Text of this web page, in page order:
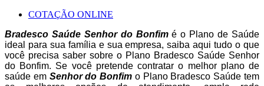
COTAÇÃO ONLINE
Bradesco Saúde Senhor do Bonfimé o Plano de Saúde
ideal para sua família e sua empresa, saiba aqui tudo o que
você precisa saber sobre o Plano Bradesco Saúde Senhor
do Bonfim. Se você pretende contratar o melhor plano de
saúde em Senhor do Bonfim o Plano Bradesco Saúde tem